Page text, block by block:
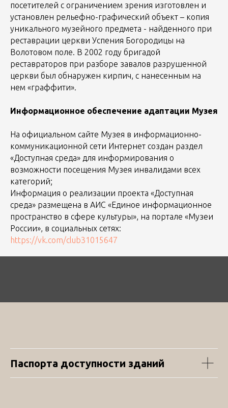
посетителей с ограничением зрения изготовлен и
установлен рельефно-графический объект – копия
уникального музейного предмета - найденного при
реставрации церкви Успения Богородицы на
Волотовом поле. В 2002 году бригадой
реставраторов при разборе завалов разрушенной
церкви был обнаружен кирпич, с нанесенным на
нем «граффити».
Информационное обеспечение адаптации Музея
На официальном сайте Музея в информационно-
коммуникационной сети Интернет создан раздел
«Доступная среда» для информирования о
возможности посещения Музея инвалидами всех
категорий;
Информация о реализации проекта «Доступная
среда» размещена в АИС «Единое информационное
пространство в сфере культуры», на портале «Музеи
России», в социальных сетях:
https://vk.com/club31015647
Паспорта доступности зданий